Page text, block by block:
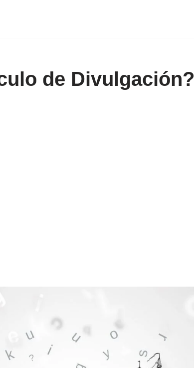
de Divulgación?